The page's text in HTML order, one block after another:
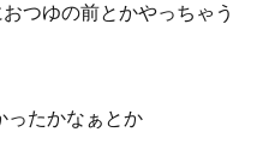
つゆの前とかやっちゃう
ったかなぁとか